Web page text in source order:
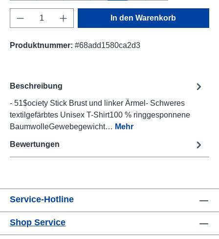
Produkt Anzahl: Gib den gewünschten
In den Warenkorb
Produktnummer: #68add1580ca2d3
Beschreibung
- 51$ociety Stick Brust und linker Ärmel- Schweres
textilgefärbtes Unisex T-Shirt100 % ringgesponnene
BaumwolleGewebegewicht… Mehr
Bewertungen
Service-Hotline
Shop Service